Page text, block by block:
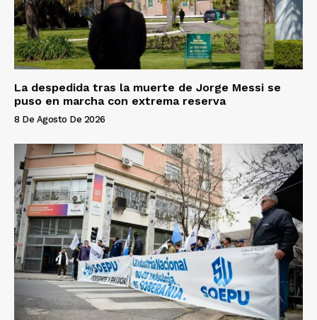
La despedida tras la muerte de Jorge Messi se
puso en marcha con extrema reserva
8 De Agosto De 2026